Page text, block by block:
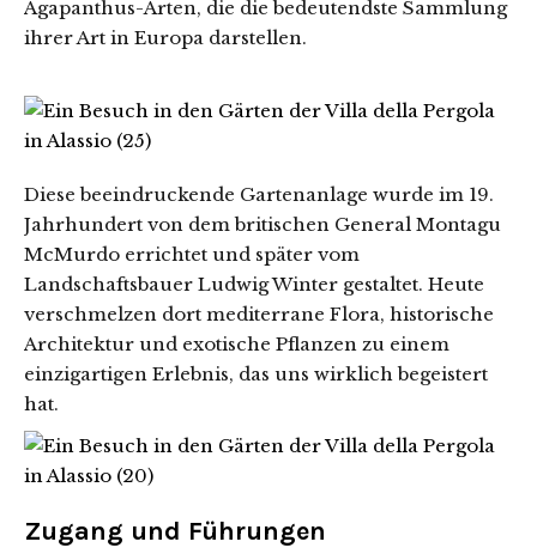
Agapanthus-Arten, die die bedeutendste Sammlung
ihrer Art in Europa darstellen.
Diese beeindruckende Gartenanlage wurde im 19.
Jahrhundert von dem britischen General Montagu
McMurdo errichtet und später vom
Landschaftsbauer Ludwig Winter gestaltet. Heute
verschmelzen dort mediterrane Flora, historische
Architektur und exotische Pflanzen zu einem
einzigartigen Erlebnis, das uns wirklich begeistert
hat.
Zugang und Führungen